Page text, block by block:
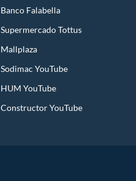
Banco Falabella
Supermercado Tottus
Mallplaza
Sodimac YouTube
HUM YouTube
Constructor YouTube